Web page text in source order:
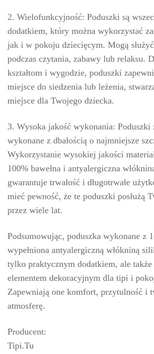
2. Wielofunkcyjność: Poduszki są
dodatkiem, który można wykorzystać
jak i w pokoju dziecięcym. Mogą
podczas czytania, zabawy lub relaksu.
kształtom i wygodzie, poduszki
miejsce do siedzenia lub leżenia,
miejsce dla Twojego dziecka.
3. Wysoka jakość wykonania: Poduszki
wykonane z dbałością o najmniejsze
Wykorzystanie wysokiej jakości
100% bawełna i antyalergiczna
gwarantuje trwałość i długotrwałe
mieć pewność, że te poduszki posłużą
przez wiele lat.
Podsumowując, poduszka wykonane z
wypełniona antyalergiczną włókniną
tylko praktycznym dodatkiem, ale także
elementem dekoracyjnym dla tipi i
Zapewniają one komfort, przytulność i
atmosferę.
Producent:
Tipi.Tu